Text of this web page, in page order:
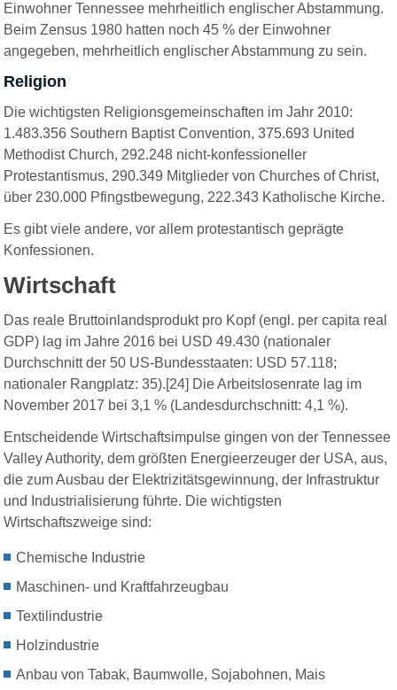
Einwohner Tennessee mehrheitlich englischer Abstammung.
Beim Zensus 1980 hatten noch 45 % der Einwohner
angegeben, mehrheitlich englischer Abstammung zu sein.
Religion
Die wichtigsten Religionsgemeinschaften im Jahr 2010:
1.483.356 Southern Baptist Convention, 375.693 United
Methodist Church, 292.248 nicht-konfessioneller
Protestantismus, 290.349 Mitglieder von Churches of Christ,
über 230.000 Pfingstbewegung, 222.343 Katholische Kirche.
Es gibt viele andere, vor allem protestantisch geprägte
Konfessionen.
Wirtschaft
Das reale Bruttoinlandsprodukt pro Kopf (engl. per capita real
GDP) lag im Jahre 2016 bei USD 49.430 (nationaler
Durchschnitt der 50 US-Bundesstaaten: USD 57.118;
nationaler Rangplatz: 35).[24] Die Arbeitslosenrate lag im
November 2017 bei 3,1 % (Landesdurchschnitt: 4,1 %).
Entscheidende Wirtschaftsimpulse gingen von der Tennessee
Valley Authority, dem größten Energieerzeuger der USA, aus,
die zum Ausbau der Elektrizitätsgewinnung, der Infrastruktur
und Industrialisierung führte. Die wichtigsten
Wirtschaftszweige sind:
Chemische Industrie
Maschinen- und Kraftfahrzeugbau
Textilindustrie
Holzindustrie
Anbau von Tabak, Baumwolle, Sojabohnen, Mais